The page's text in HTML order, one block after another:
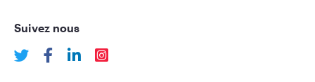
Suivez nous